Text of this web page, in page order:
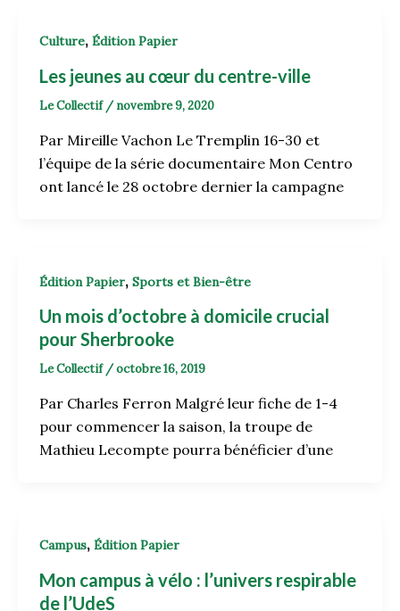
Culture, Édition Papier
Les jeunes au cœur du centre-ville
Le Collectif / novembre 9, 2020
Par Mireille Vachon Le Tremplin 16-30 et
l’équipe de la série documentaire Mon Centro
ont lancé le 28 octobre dernier la campagne
Édition Papier, Sports et Bien-être
Un mois d’octobre à domicile crucial
pour Sherbrooke
Le Collectif /octobre 16, 2019
Par Charles Ferron Malgré leur fiche de 1-4
pour commencer la saison, la troupe de
Mathieu Lecompte pourra bénéficier d’une
Campus, Édition Papier
Mon campus à vélo : l’univers respirable
de l’UdeS